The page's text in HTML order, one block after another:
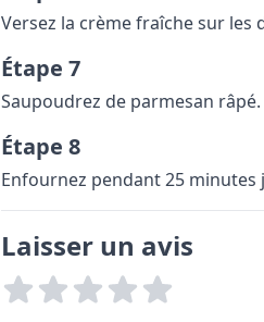
Versez la crème fraîche sur les
Étape 7
Saupoudrez de parmesan râpé.
Étape 8
Enfournez pendant 25 minutes
Laisser un avis